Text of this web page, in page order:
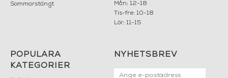
Sommarstängt
Mån: 12-18
Tis-fre: 10-18
Lör: 11-15
POPULÄRA
KATEGORIER
NYHETSBREV